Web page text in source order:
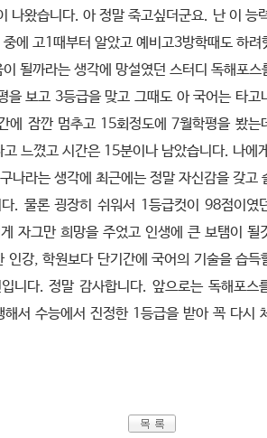
나왔습니다. 아 정말 죽고싶더군요. 난 이 능
에 고1때부터 알았고 예비고3방학때도 하려
이 될까라는 생각에 망설였던 스터디 독해포
을 보고 3등급을 맞고 그때도 아 국어는 타고
에 잠깐 멈추고 15회정도에 7월학평을 봤는
고 느꼈고 시간은 15분이나 남았습니다. 나에
나라는 생각에 최근에는 정말 자신감을 갖고
. 물론 굉장히 쉬워서 1등급컷이 98점이였
자그만 희망을 주었고 인생에 큰 보탬이 될
인강, 학원보다 단기간에 국어의 기술을 습득
니다. 정말 감사합니다. 앞으로는 독해포스
해서 수능에서 진정한 1등급을 받아 꼭 다시